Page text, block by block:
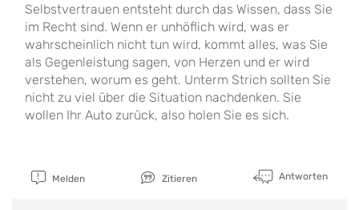
Selbstvertrauen entsteht durch das Wissen, dass Sie
im Recht sind. Wenn er unhöflich wird, was er
wahrscheinlich nicht tun wird, kommt alles, was Sie
als Gegenleistung sagen, von Herzen und er wird
verstehen, worum es geht. Unterm Strich sollten Sie
nicht zu viel über die Situation nachdenken. Sie
wollen Ihr Auto zurück, also holen Sie es sich.
Melden Zitieren Antworten